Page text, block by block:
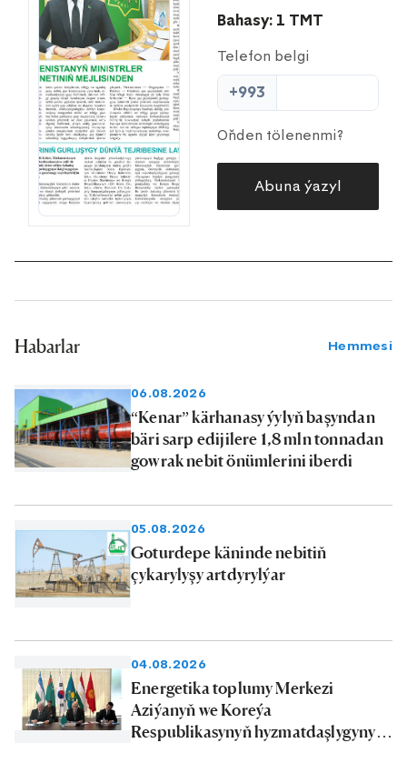
Bahasy: 1 TMT
Telefon belgi
+993
Oňden tölenenmi?
Abuna ýazyl
Habarlar Hemmesi
06.08.2026
“Kenar” kärhanasy ýylyň başyndan
bäri sarp edijilere 1,8 mln tonnadan
gowrak nebit önümlerini iberdi
05.08.2026
Goturdepe käninde nebitiň
çykarylyşy artdyrylýar
04.08.2026
Energetika toplumy Merkezi
Aziýanyň we Koreýa
Respublikasynyň hyzmatdaşlygynyň